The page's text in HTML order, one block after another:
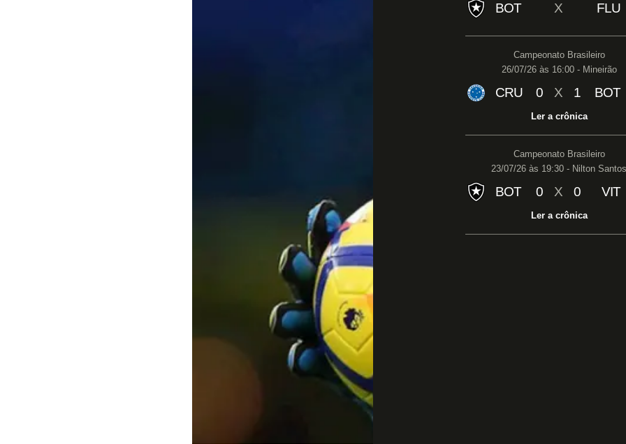
BOT X FLU
Campeonato Brasileiro
26/07/26 às 16:00 - Mineirão
CRU 0 X 1 BOT
Ler a crônica
Campeonato Brasileiro
23/07/26 às 19:30 - Nilton Santos
BOT 0 X 0 VIT
Ler a crônica